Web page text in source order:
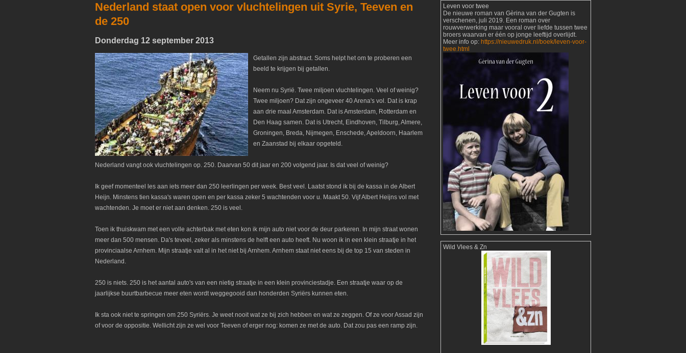
Nederland staat open voor vluchtelingen uit Syrie, Teeven en
de 250
Donderdag 12 september 2013
Getallen zijn abstract. Soms helpt het om te proberen een
beeld te krijgen bij getallen.
Neem nu Syrië. Twee miljoen vluchtelingen. Veel of weinig?
Twee miljoen? Dat zijn ongeveer 40 Arena's vol. Dat is krap
aan drie maal Amsterdam. Dat is Amsterdam, Rotterdam en
Den Haag samen. Dat is Utrecht, Eindhoven, Tilburg, Almere,
Groningen, Breda, Nijmegen, Enschede, Apeldoorn, Haarlem
en Zaanstad bij elkaar opgeteld.
Nederland vangt ook vluchtelingen op. 250. Daarvan 50 dit jaar en 200 volgend jaar. Is dat veel of weinig?
Ik geef momenteel les aan iets meer dan 250 leerlingen per week. Best veel. Laatst stond ik bij de kassa in de Albert
Heijn. Minstens tien kassa's waren open en per kassa zeker 5 wachtenden voor u. Maakt 50. Vijf Albert Heijns vol met
wachtenden. Je moet er niet aan denken. 250 is veel.
Toen ik thuiskwam met een volle achterbak met eten kon ik mijn auto niet voor de deur parkeren. In mijn straat wonen
meer dan 500 mensen. Da's teveel, zeker als minstens de helft een auto heeft. Nu woon ik in een klein straatje in het
provinciaalse Arnhem. Mijn straatje valt al in het niet bij Arnhem. Arnhem staat niet eens bij de top 15 van steden in
Nederland.
250 is niets. 250 is het aantal auto's van een nietig straatje in een klein provinciestadje. Een straatje waar op de
jaarlijkse buurtbarbecue meer eten wordt weggegooid dan honderden Syriërs kunnen eten.
Ik sta ook niet te springen om 250 Syriërs. Je weet nooit wat ze bij zich hebben en wat ze zeggen. Of ze voor Assad zijn
of voor de oppositie. Wellicht zijn ze wel voor Teeven of erger nog: komen ze met de auto. Dat zou pas een ramp zijn.
Leven voor twee
De nieuwe roman van Gèrina van der Gugten is
verschenen, juli 2019. Een roman over
rouwverwerking maar vooral over liefde tussen twee
broers waarvan er één op jonge leeftijd overlijdt.
Meer info op: https://nieuwedruk.nl/boek/leven-voor-
twee.html
Wild Vlees & Zn